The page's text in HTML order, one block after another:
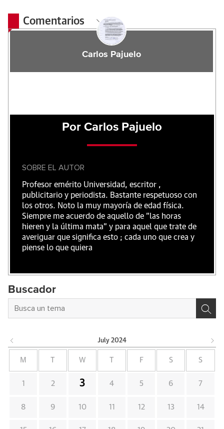
Comentarios
Carlos Pajuelo
Por Carlos Pajuelo
SOBRE EL AUTOR
Profesor emérito Universidad, escritor ,
publicitario y periodista. Bastante respetuoso con
los otros. Noto la muy mayoría de edad física.
Siempre me acuerdo de aquello de "las horas
hieren y la última mata" y para aquel que trate de
averiguar que significa esto ; cada uno que crea y
piense lo que quiera
Buscador
July 2024
M W F S S
1 2 3 4 5 6 7
8 9 10 11 12 13 14